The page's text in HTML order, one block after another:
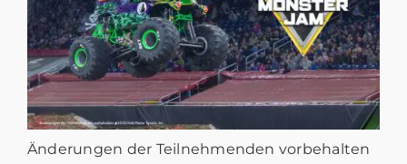
Änderungen der Teilnehmenden vorbehalten